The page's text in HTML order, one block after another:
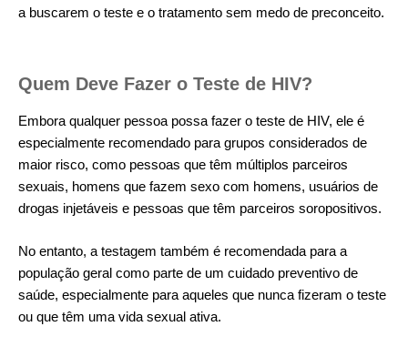
a buscarem o teste e o tratamento sem medo de preconceito.
Quem Deve Fazer o Teste de HIV?
Embora qualquer pessoa possa fazer o teste de HIV, ele é
especialmente recomendado para grupos considerados de
maior risco, como pessoas que têm múltiplos parceiros
sexuais, homens que fazem sexo com homens, usuários de
drogas injetáveis e pessoas que têm parceiros soropositivos.
No entanto, a testagem também é recomendada para a
população geral como parte de um cuidado preventivo de
saúde, especialmente para aqueles que nunca fizeram o teste
ou que têm uma vida sexual ativa.